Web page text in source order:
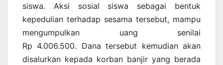
siswa. Aksi sosial siswa sebagai bentuk
kepedulian terhadap sesama tersebut, mampu
mengumpulkan uang senilai
Rp 4.006.500. Dana tersebut kemudian akan
disalurkan kepada korban banjir yang berada